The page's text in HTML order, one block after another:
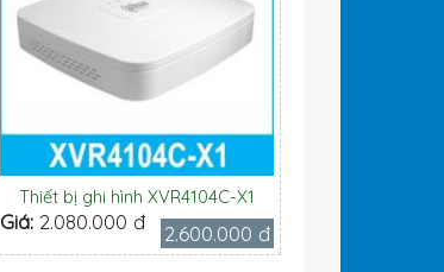
Thiết bị ghi hình XVR4104C-X1
Giá: 2.080.000 đ 2.600.000 đ